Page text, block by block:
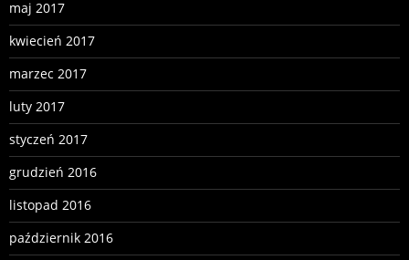
maj 2017
kwiecień 2017
marzec 2017
luty 2017
styczeń 2017
grudzień 2016
listopad 2016
październik 2016